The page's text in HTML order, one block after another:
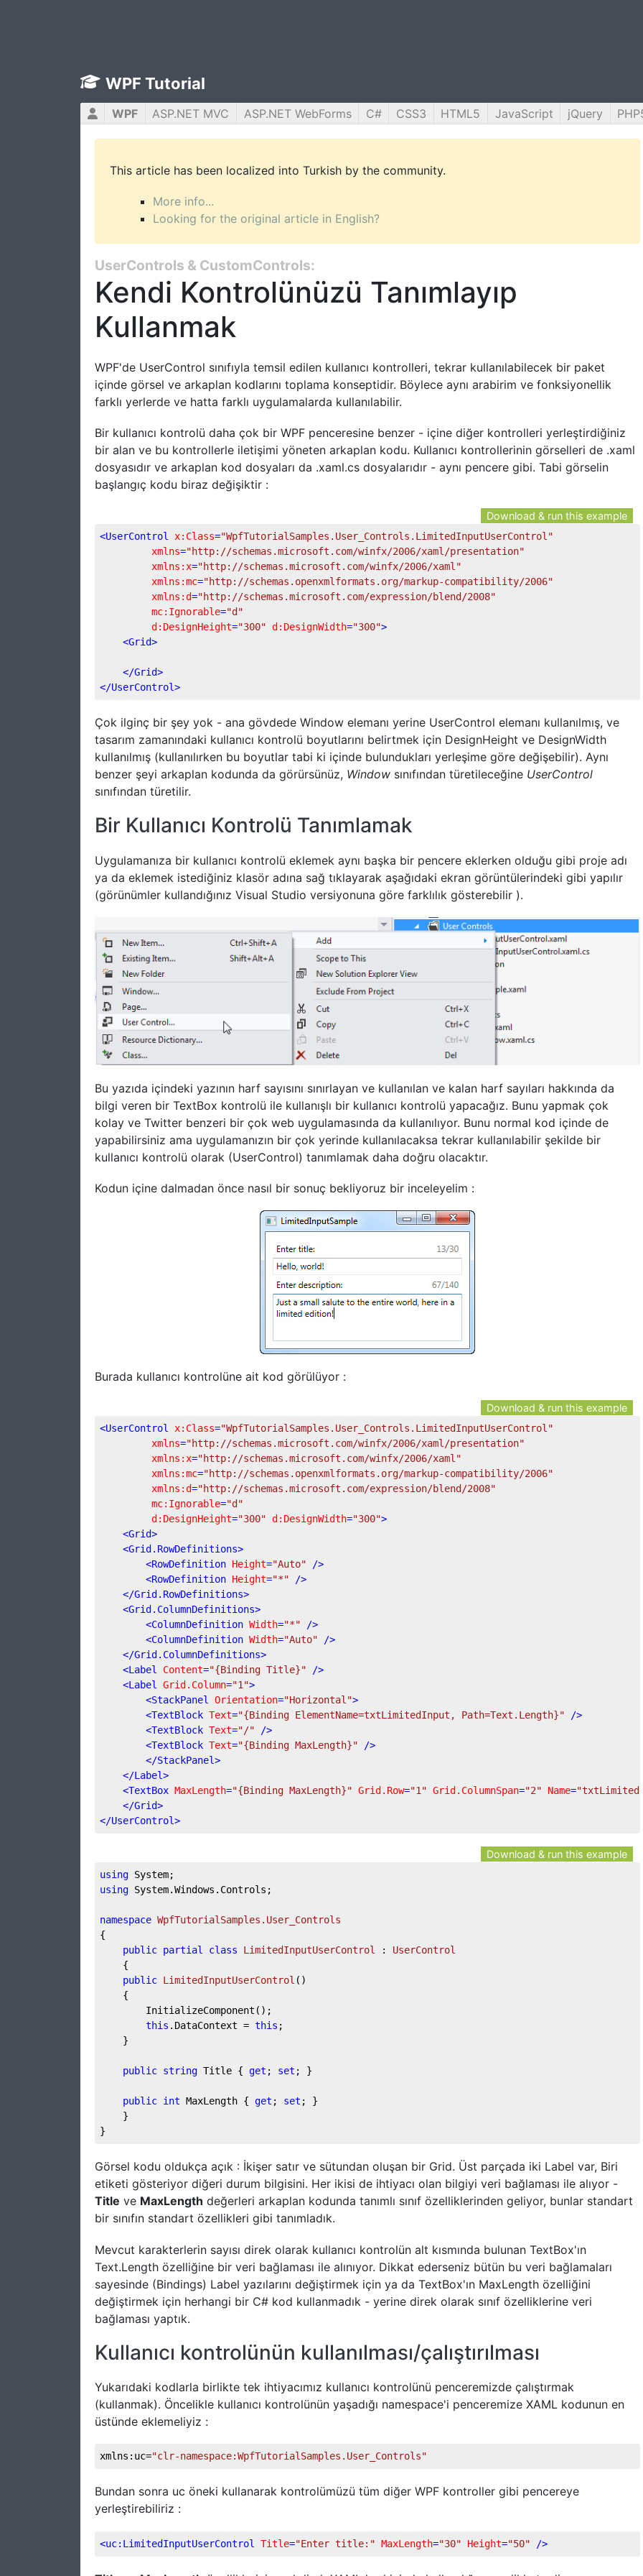
WPF Tutorial
WPF ASP.NET MVC ASP.NET WebForms C# CSS3 HTML5 JavaScript jQuery
This article has been localized into Turkish by the community.
More info...
Looking for the original article in English?
UserControls & CustomControls:
Kendi Kontrolünüzü Tanımlayıp
Kullanmak
WPF'de UserControl sınıfıyla temsil edilen kullanıcı kontrolleri, tekrar kullanılabilecek bir paket
içinde görsel ve arkaplan kodlarını toplama konseptidir. Böylece aynı arabirim ve fonksiyonellik
farklı yerlerde ve hatta farklı uygulamalarda kullanılabilir.
Bir kullanıcı kontrolü daha çok bir WPF penceresine benzer - içine diğer kontrolleri yerleştirdiğiniz
bir alan ve bu kontrollerle iletişimi yöneten arkaplan kodu. Kullanıcı kontrollerinin görselleri de .xaml
dosyasıdır ve arkaplan kod dosyaları da .xaml.cs dosyalarıdır - aynı pencere gibi. Tabi görselin
başlangıç kodu biraz değişiktir :
Download & run this example
<UserControl x:Class="WpfTutorialSamples.User_Controls.LimitedInputUserControl"
xmlns="http://schemas.microsoft.com/winfx/2006/xaml/presentation"
xmlns:x="http://schemas.microsoft.com/winfx/2006/xaml"
xmlns:mc="http://schemas.openxmlformats.org/markup-compatibility/2006"
xmlns:d="http://schemas.microsoft.com/expression/blend/2008"
mc:Ignorable="d"
d:DesignHeight="300" d:DesignWidth="300">
<Grid>
</Grid>
</UserControl>
Çok ilginç bir şey yok - ana gövdede Window elemanı yerine UserControl elemanı kullanılmış, ve
tasarım zamanındaki kullanıcı kontrolü boyutlarını belirtmek için DesignHeight ve DesignWidth
kullanılmış (kullanılırken bu boyutlar tabi ki içinde bulundukları yerleşime göre değişebilir). Aynı
benzer şeyi arkaplan kodunda da görürsünüz, Window sınıfından türetileceğine UserControl
sınıfından türetilir.
Bir Kullanıcı Kontrolü Tanımlamak
Uygulamanıza bir kullanıcı kontrolü eklemek aynı başka bir pencere eklerken olduğu gibi proje adı
ya da eklemek istediğiniz klasör adına sağ tıklayarak aşağıdaki ekran görüntülerindeki gibi yapılır
(görünümler kullandığınız Visual Studio versiyonuna göre farklılık gösterebilir ).
Bu yazıda içindeki yazının harf sayısını sınırlayan ve kullanılan ve kalan harf sayıları hakkında da
bilgi veren bir TextBox kontrolü ile kullanışlı bir kullanıcı kontrolü yapacağız. Bunu yapmak çok
kolay ve Twitter benzeri bir çok web uygulamasında da kullanılıyor. Bunu normal kod içinde de
yapabilirsiniz ama uygulamanızın bir çok yerinde kullanılacaksa tekrar kullanılabilir şekilde bir
kullanıcı kontrolü olarak (UserControl) tanımlamak daha doğru olacaktır.
Kodun içine dalmadan önce nasıl bir sonuç bekliyoruz bir inceleyelim :
Burada kullanıcı kontrolüne ait kod görülüyor :
Download & run this example
<UserControl x:Class="WpfTutorialSamples.User_Controls.LimitedInputUserControl"
xmlns="http://schemas.microsoft.com/winfx/2006/xaml/presentation"
xmlns:x="http://schemas.microsoft.com/winfx/2006/xaml"
xmlns:mc="http://schemas.openxmlformats.org/markup-compatibility/2006"
xmlns:d="http://schemas.microsoft.com/expression/blend/2008"
mc:Ignorable="d"
d:DesignHeight="300" d:DesignWidth="300">
<Grid>
<Grid.RowDefinitions>
<RowDefinition Height="Auto" />
<RowDefinition Height="*" />
</Grid.RowDefinitions>
<Grid.ColumnDefinitions>
<ColumnDefinition Width="*" />
<ColumnDefinition Width="Auto" />
</Grid.ColumnDefinitions>
<Label Content="{Binding Title}" />
<Label Grid.Column="1">
<StackPanel Orientation="Horizontal">
<TextBlock Text="{Binding ElementName=txtLimitedInput, Path=Text.Length}" />
<TextBlock Text="/" />
<TextBlock Text="{Binding MaxLength}" />
</StackPanel>
</Label>
<TextBox MaxLength="{Binding MaxLength}" Grid.Row="1" Grid.ColumnSpan="2" Name=
</Grid>
</UserControl>
Download & run this example
using System;
using System.Windows.Controls;
namespace WpfTutorialSamples.User_Controls
{
public partial class LimitedInputUserControl : UserControl
{
public LimitedInputUserControl ( )
    {
        InitializeComponent();
this .DataContext = this ;
    }
public string Title { get ; set ; }
public int MaxLength { get ; set ; }
}
}
Görsel kodu oldukça açık : İkişer satır ve sütundan oluşan bir Grid. Üst parçada iki Label var, Biri
etiketi gösteriyor diğeri durum bilgisini. Her ikisi de ihtiyacı olan bilgiyi veri bağlaması ile alıyor -
Title ve MaxLength değerleri arkaplan kodunda tanımlı sınıf özelliklerinden geliyor, bunlar standart
bir sınıfın standart özellikleri gibi tanımladık.
Mevcut karakterlerin sayısı direk olarak kullanıcı kontrolün alt kısmında bulunan TextBox'ın
Text.Length özelliğine bir veri bağlaması ile alınıyor. Dikkat ederseniz bütün bu veri bağlamaları
sayesinde (Bindings) Label yazılarını değiştirmek için ya da TextBox'ın MaxLength özelliğini
değiştirmek için herhangi bir C# kod kullanmadık - yerine direk olarak sınıf özelliklerine veri
bağlaması yaptık.
Kullanıcı kontrolünün kullanılması/çalıştırılması
Yukarıdaki kodlarla birlikte tek ihtiyacımız kullanıcı kontrolünü penceremizde çalıştırmak
(kullanmak). Öncelikle kullanıcı kontrolünün yaşadığı namespace'i penceremize XAML kodunun en
üstünde eklemeliyiz :
xmlns:uc="clr-namespace:WpfTutorialSamples.User_Controls"
Bundan sonra uc öneki kullanarak kontrolümüzü tüm diğer WPF kontroller gibi pencereye
yerleştirebiliriz :
<uc:LimitedInputUserControl Title="Enter title:" MaxLength="30" Height="50" />